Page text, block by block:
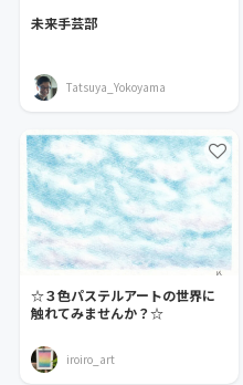
未来手芸部
Tatsuya_Yokoyama
☆３色パステルアートの世界に
触れてみませんか？☆
iroiro_art